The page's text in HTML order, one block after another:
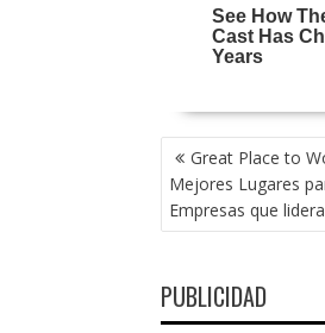
NAVEGACIÓN
DE
ENTRADAS
Great Place to
Mejores Lugares
Empresas que
PUBLICIDAD